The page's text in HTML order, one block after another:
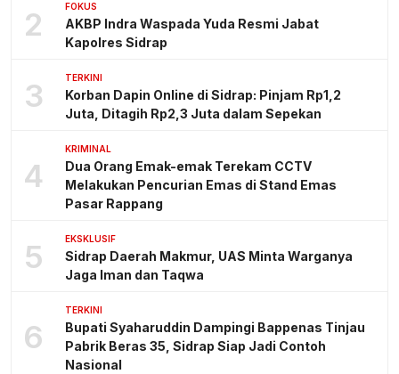
2 FOKUS
AKBP Indra Waspada Yuda Resmi Jabat
Kapolres Sidrap
3 TERKINI
Korban Dapin Online di Sidrap: Pinjam Rp1,2
Juta, Ditagih Rp2,3 Juta dalam Sepekan
4
KRIMINAL
Dua Orang Emak-emak Terekam CCTV
Melakukan Pencurian Emas di Stand Emas
Pasar Rappang
5 EKSKLUSIF
Sidrap Daerah Makmur, UAS Minta Warganya
Jaga Iman dan Taqwa
6
TERKINI
Bupati Syaharuddin Dampingi Bappenas Tinjau
Pabrik Beras 35, Sidrap Siap Jadi Contoh
Nasional